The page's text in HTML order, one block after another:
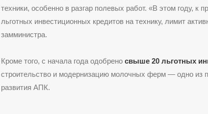
техники, особенно в разгар полевых работ. «В этом году, к
льготных инвестиционных кредитов на технику, лимит
замминистра.
Кроме того, с начала года одобрено свыше 20 льготных
строительство и модернизацию молочных ферм — одно из
развития АПК.